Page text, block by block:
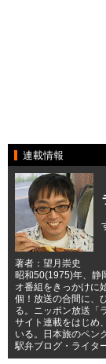
連載情報
著者：望月崇史
昭和50(1975)年、静
オ番組をきっかけに
個！放送の合間に、
る。ニッポン放送「
サイト連載をはじめ
いる。日本旅のペン
駅弁ブログ・ライタ